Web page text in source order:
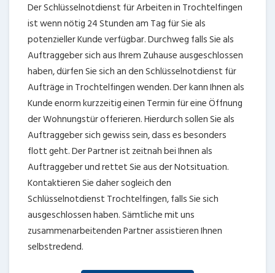
Der Schlüsselnotdienst für Arbeiten in Trochtelfingen
ist wenn nötig 24 Stunden am Tag für Sie als
potenzieller Kunde verfügbar. Durchweg falls Sie als
Auftraggeber sich aus Ihrem Zuhause ausgeschlossen
haben, dürfen Sie sich an den Schlüsselnotdienst für
Aufträge in Trochtelfingen wenden. Der kann Ihnen als
Kunde enorm kurzzeitig einen Termin für eine Öffnung
der Wohnungstür offerieren. Hierdurch sollen Sie als
Auftraggeber sich gewiss sein, dass es besonders
flott geht. Der Partner ist zeitnah bei Ihnen als
Auftraggeber und rettet Sie aus der Notsituation.
Kontaktieren Sie daher sogleich den
Schlüsselnotdienst Trochtelfingen, falls Sie sich
ausgeschlossen haben. Sämtliche mit uns
zusammenarbeitenden Partner assistieren Ihnen
selbstredend.